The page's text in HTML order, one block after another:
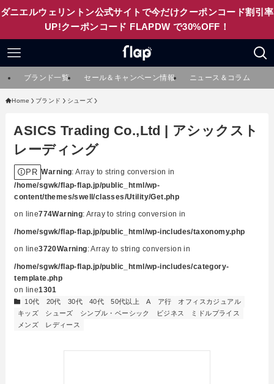
ダニエルウェリントン公式サイトで今だけクーポンコード割引率
UP!クーポンコード FLAPDW で30%OFF！
ブランド一覧 セール＆キャンペーン情報 ニュース＆コラム
Home ブランド シューズ
ASICS Trading Co.,Ltd | アシックスト
レーディング
PR Warning: Array to string conversion in
/home/sgwk/flap-flap.jp/public_html/wp-
content/themes/swell/classes/Utility/Get.php
on line774Warning: Array to string conversion in
/home/sgwk/flap-flap.jp/public_html/wp-includes/taxonomy.php
on line3720Warning: Array to string conversion in
/home/sgwk/flap-flap.jp/public_html/wp-includes/category-
template.php
on line1301
10代 20代 30代 40代 50代以上 A ア行
オフィスカジュアル
キッズ
シューズ シンプル・ベーシック ビジネス
ミドルプライス
メンズ
レディース